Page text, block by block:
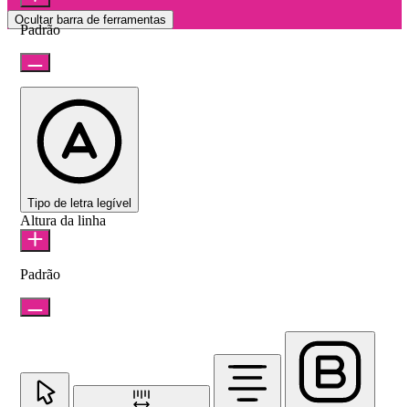
Ocultar barra de ferramentas
Padrão
Tipo de letra legível
Altura da linha
Padrão